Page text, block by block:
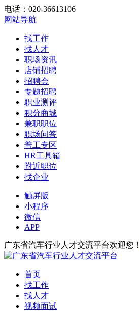
电话：020-36613106
网站导航
找工作
找人才
职场资讯
店铺招聘
招聘会
专题招聘
职业测评
积分商城
兼职职位
职场问答
普工专区
HR工具箱
附近职位
找企业
触屏版
小程序
微信
APP
广东省汽车行业人才交流平台欢迎您！
首页
找工作
找人才
视频面试